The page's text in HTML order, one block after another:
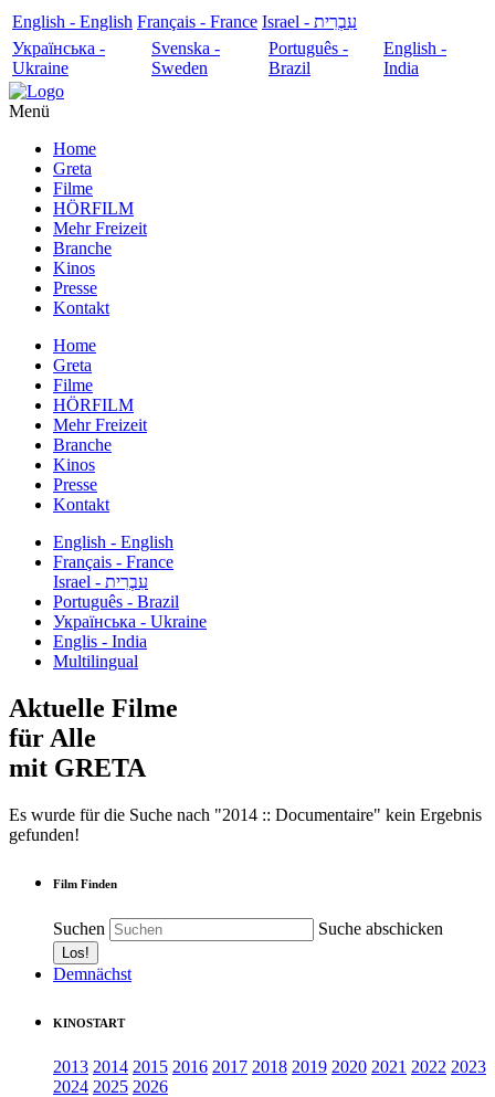
English - English Français - France
עִבְרִית - Israel
Українська -
Ukraine
Svenska -
Sweden
Português -
Brazil
English -
India
Menü
Home
Greta
Filme
HÖRFILM
Mehr Freizeit
Branche
Kinos
Presse
Kontakt
Home
Greta
Filme
HÖRFILM
Mehr Freizeit
Branche
Kinos
Presse
Kontakt
English - English
Français - France
עִבְרִית - Israel
Português - Brazil
Українська - Ukraine
Englis - India
Multilingual
Aktuelle Filme
für Alle
mit GRETA
Es wurde für die Suche nach "2014 :: Documentaire" kein Ergebnis
gefunden!
Film Finden
Suchen Suche abschicken
Demnächst
KINOSTART
2013 2014 2015 2016 2017 2018 2019 2020 2021 2022 2023
2024 2025 2026